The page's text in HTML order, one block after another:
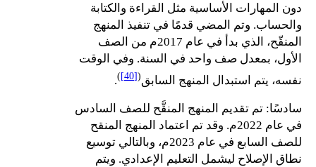
دون المهارات الأساسية مثل القراءة والكتابة
والحساب. وتم المضي قدمًا في تنفيذ المنهج
المنقّح، الذي بدأ في عام 2017م من الصف
الأول، بمعدل صف واحد في السنة. وفي الوقت
نفسه، يتم استبدال المنهج السابق(
[40]
)
.
سادسًا: تم تقديم المنهج المنقَّح للصف السادس
في عام 2022م. وقد تم اعتماد المنهج المنقح
للصف السابع في عام 2023م، وبالتالي توسيع
نطاق الإصلاح ليشمل التعليم الإعدادي. ويتم